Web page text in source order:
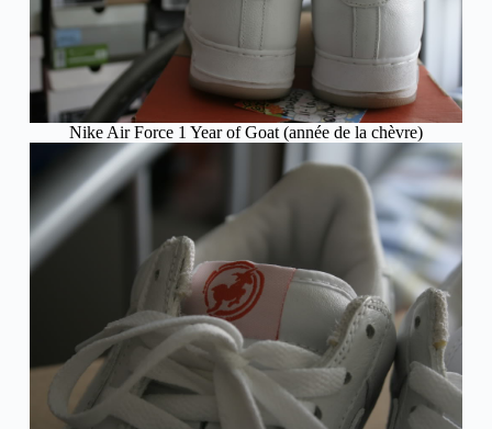
Nike Air Force 1 Year of Goat (année de la chèvre)